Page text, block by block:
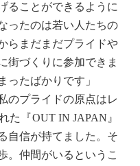
ることができるように
ったのは若い人たちの
らまだまだプライドや
街づくりに参加できま
ったばかりです」
のプライドの原点はレ
た『OUT IN JAPAN』
自信が持てました。そ
。仲間がいるというこ